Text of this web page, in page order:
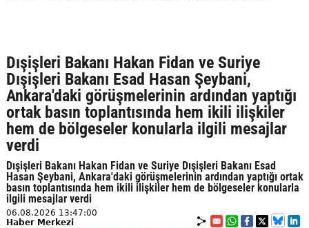
Dışişleri Bakanı Hakan Fidan ve Suriye
Dışişleri Bakanı Esad Hasan Şeybani,
Ankara'daki görüşmelerinin ardından yaptığı
ortak basın toplantısında hem ikili ilişkiler
hem de bölgeseler konularla ilgili mesajlar
verdi
Dışişleri Bakanı Hakan Fidan ve Suriye Dışişleri Bakanı Esad
Hasan Şeybani, Ankara'daki görüşmelerinin ardından yaptığı ortak
basın toplantısında hem ikili ilişkiler hem de bölgeseler konularla
ilgili mesajlar verdi
06.08.2026 13:47:00
Haber Merkezi